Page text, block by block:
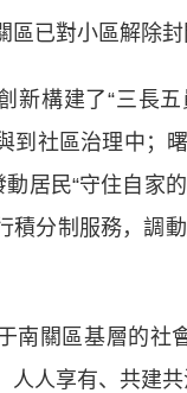
已對小區解除封
構建了“三長五
到社區治理中；
動居民“守住自家
積分制服務，調
關區基層的社會
人人享有、共建共